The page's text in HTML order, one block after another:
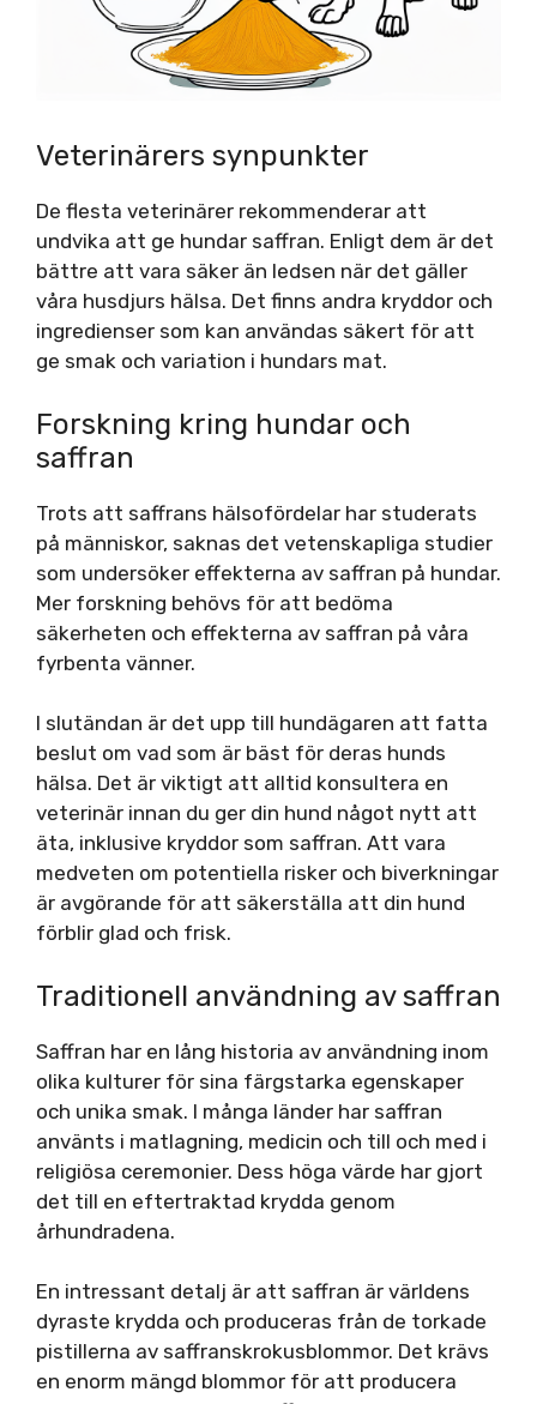
Veterinärers synpunkter
De flesta veterinärer rekommenderar att
undvika att ge hundar saffran. Enligt dem är det
bättre att vara säker än ledsen när det gäller
våra husdjurs hälsa. Det finns andra kryddor och
ingredienser som kan användas säkert för att
ge smak och variation i hundars mat.
Forskning kring hundar och
saffran
Trots att saffrans hälsofördelar har studerats
på människor, saknas det vetenskapliga studier
som undersöker effekterna av saffran på hundar.
Mer forskning behövs för att bedöma
säkerheten och effekterna av saffran på våra
fyrbenta vänner.
I slutändan är det upp till hundägaren att fatta
beslut om vad som är bäst för deras hunds
hälsa. Det är viktigt att alltid konsultera en
veterinär innan du ger din hund något nytt att
äta, inklusive kryddor som saffran. Att vara
medveten om potentiella risker och biverkningar
är avgörande för att säkerställa att din hund
förblir glad och frisk.
Traditionell användning av saffran
Saffran har en lång historia av användning inom
olika kulturer för sina färgstarka egenskaper
och unika smak. I många länder har saffran
använts i matlagning, medicin och till och med i
religiösa ceremonier. Dess höga värde har gjort
det till en eftertraktad krydda genom
århundradena.
En intressant detalj är att saffran är världens
dyraste krydda och produceras från de torkade
pistillerna av saffranskrokusblommor. Det krävs
en enorm mängd blommor för att producera